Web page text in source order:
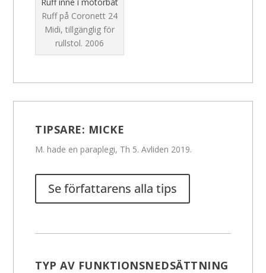
Ruff på Coronett 24
Midi, tillgänglig för
rullstol. 2006
TIPSARE: MICKE
M. hade en paraplegi, Th 5. Avliden 2019.
Se författarens alla tips
TYP AV FUNKTIONSNEDSÄTTNING